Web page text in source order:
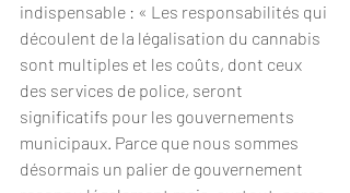
indispensable : « Les responsabilités qui
découlent de la légalisation du cannabis
sont multiples et les coûts, dont ceux
des services de police, seront
significatifs pour les gouvernements
municipaux. Parce que nous sommes
désormais un palier de gouvernement